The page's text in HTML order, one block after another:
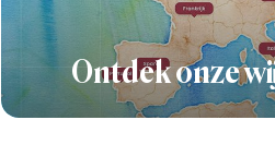
Ontdek onze